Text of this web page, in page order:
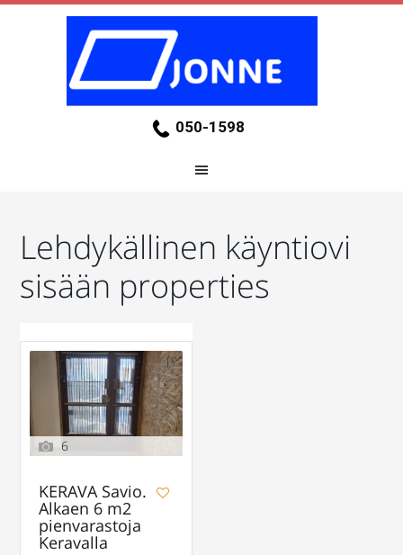
050-1598
Lehdykällinen käyntiovi
sisään properties
6
KERAVA Savio.
Alkaen 6 m2
pienvarastoja
Keravalla